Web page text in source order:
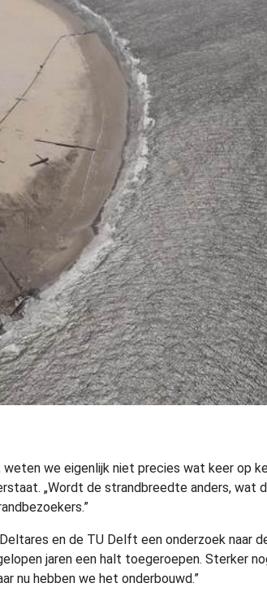
we eigenlijk niet precies wat keer op
„Wordt de strandbreedte anders,
en de TU Delft een onderzoek naar
jaren een halt toegeroepen. Sterker
nu hebben we het onderbouwd.”